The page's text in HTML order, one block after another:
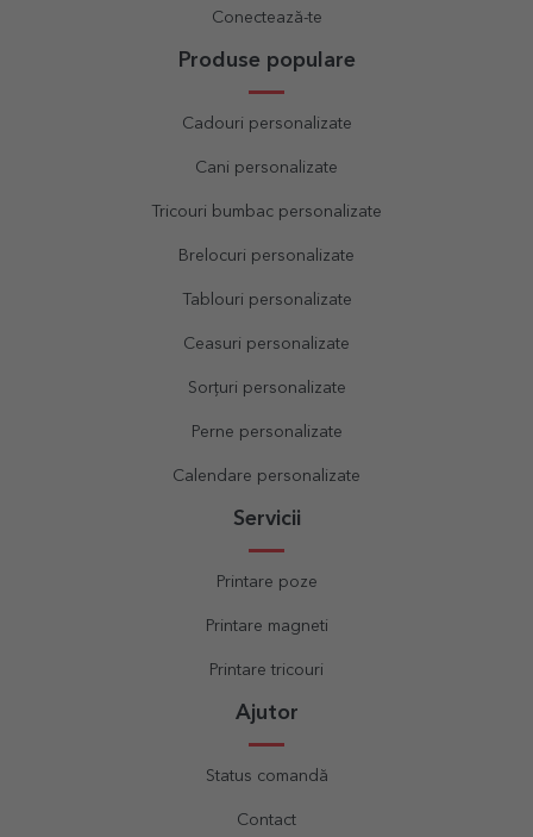
Conectează-te
Produse populare
Cadouri personalizate
Cani personalizate
Tricouri bumbac personalizate
Brelocuri personalizate
Tablouri personalizate
Ceasuri personalizate
Sorțuri personalizate
Perne personalizate
Calendare personalizate
Servicii
Printare poze
Printare magneti
Printare tricouri
Ajutor
Status comandă
Contact